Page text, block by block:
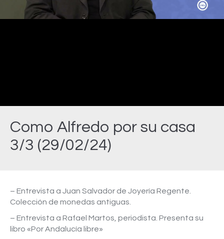
Como Alfredo por su casa
3/3 (29/02/24)
Video
– Entrevista a Juan Salvador de Joyería Regente.
Colección de monedas antiguas.
– Entrevista a Rafael Martos, periodista. Presenta su
libro «Por Andalucía libre»